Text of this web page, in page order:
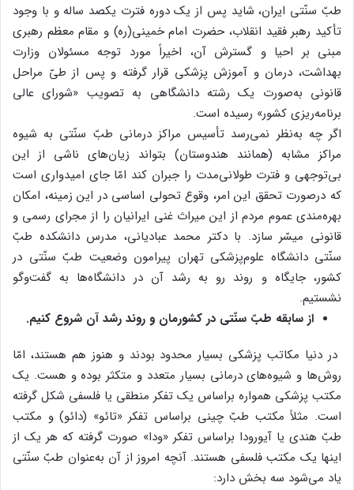
طبّ سنّتی ایران، شاید پس از یک دوره فترت یکصد ساله و با وجود
تأکید رهبر فقید انقلاب، حضرت امام خمینی(ره) و مقام معظم رهبری
مبنی بر احیا و گسترش آن، اخیراً مورد توجه مسئولان وزارت
بهداشت، درمان و آموزش پزشکی قرار گرفته و پس از طیّ مراحل
قانونی به‌صورت یک رشته دانشگاهی به تصویب «شورای ‌عالی
برنامه‌ریزی کشور» رسیده است.
اگر چه به‌نظر نمی‌رسد تأسیس مراکز درمانی طبّ سنّتی به شیوه
مراکز مشابه (همانند هندوستان) بتواند زیان‌های ناشی از این
بی‌توجهی و فترت طولانی‌مدت را جبران کند امّا جای امیدواری است
که درصورت تحقق این امر، وقوع تحولی اساسی در این زمینه، امکان
بهره‌مندی عموم مردم از این میراث غنی ایرانیان را از مجرای رسمی و
قانونی میسّر سازد. با دکتر محمد عبادیانی، مدرس دانشکده طبّ
سنّتی دانشگاه علوم‌پزشکی تهران پیرامون وضعیت طبّ سنّتی در
کشور، جایگاه و روند رو به رشد آن در دانشگاه‌ها به گفت‌وگو
نشستیم.
از سابقه‌ طبّ سنّتی در کشورمان و روند رشد آن شروع کنیم.
در دنیا مکاتب پزشکی بسیار محدود بودند و هنوز هم هستند، امّا
روش‌ها و شیوه‌های درمانی بسیار متعدد و متکثر بوده و هست. یک
مکتب پزشکی همواره براساس یک تفکر منطقی یا فلسفی شکل گرفته
است. مثلاً مکتب طبّ چینی براساس تفکر «تائو» (دائو) و مکتب
طبّ هندی یا آیورودا براساس تفکر «ودا» صورت گرفته که هر یک از
اینها یک مکتب فلسفی هستند. آنچه امروز از آن به‌عنوان طبّ سنّتی
یاد می‌شود سه بخش دارد: